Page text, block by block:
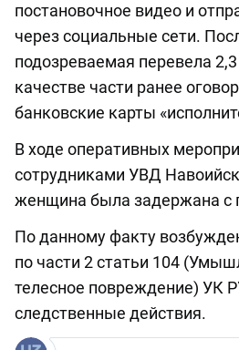
постановочное видео и
через социальные сети.
подозреваемая перевела
качестве части ранее
банковские карты
В ходе оперативных
сотрудниками УВД
женщина была задержана с
По данному факту
по части 2 статьи 104
телесное повреждение) УК
следственные действия.